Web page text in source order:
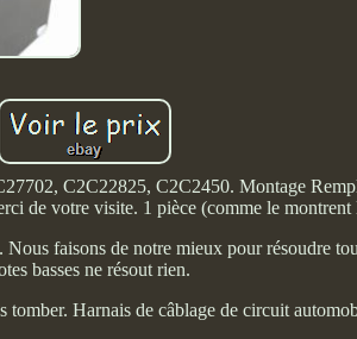
C2C22825, C2C2450. Montage
de votre visite. 1 pièce (comme le montrent
faisons de notre mieux pour résoudre
basses ne résout rien.
tomber. Harnais de câblage de circuit